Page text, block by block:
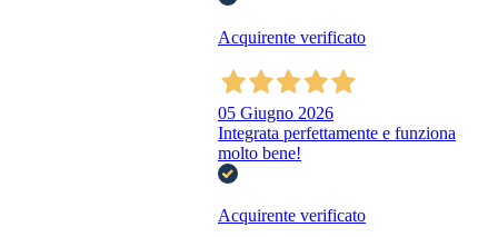
Acquirente verificato
05 Giugno 2026
Integrata perfettamente e funziona
molto bene!
Acquirente verificato